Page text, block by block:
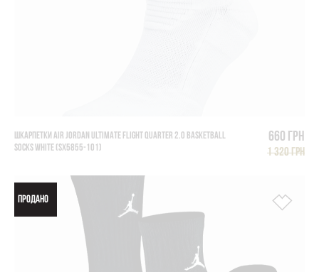
ШКАРПЕТКИ AIR JORDAN ULTIMATE FLIGHT QUARTER 2.0 BASKETBALL
SOCKS WHITE (SX5855-101)
660 грн
1 320 грн
ПРОДАНО